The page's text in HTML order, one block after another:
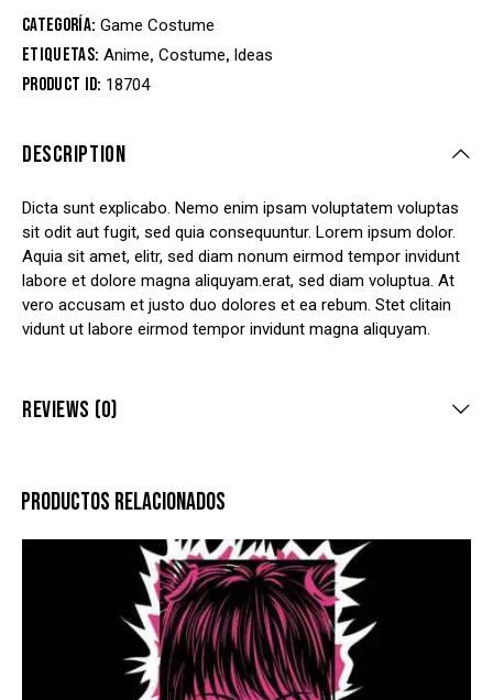
Categoría: Game Costume
Etiquetas: Anime, Costume, Ideas
Product ID: 18704
DESCRIPTION
Dicta sunt explicabo. Nemo enim ipsam voluptatem voluptas
sit odit aut fugit, sed quia consequuntur. Lorem ipsum dolor.
Aquia sit amet, elitr, sed diam nonum eirmod tempor invidunt
labore et dolore magna aliquyam.erat, sed diam voluptua. At
vero accusam et justo duo dolores et ea rebum. Stet clitain
vidunt ut labore eirmod tempor invidunt magna aliquyam.
REVIEWS (0)
PRODUCTOS RELACIONADOS